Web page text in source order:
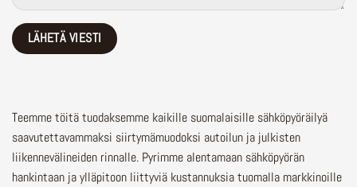
Teemme töitä tuodaksemme kaikille suomalaisille sähköpyöräilyä
saavutettavammaksi siirtymämuodoksi autoilun ja julkisten
liikennevälineiden rinnalle. Pyrimme alentamaan sähköpyörän
hankintaan ja ylläpitoon liittyviä kustannuksia tuomalla markkinoille